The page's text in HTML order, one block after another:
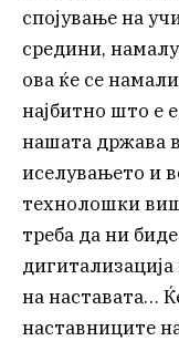
спојување на
средини,
ова ќе се
најбитно што е
нашата држава
иселувањето и
технолошки
треба да ни
на наставата…
наставниците